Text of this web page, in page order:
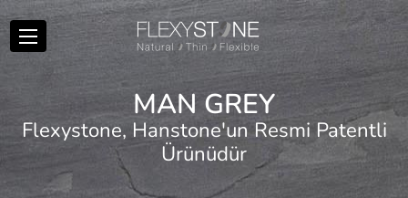
MAN GREY
Flexystone, Hanstone'un Resmi Patentli
Ürünüdür